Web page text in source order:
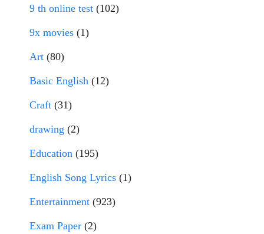
9 th online test (102)
9x movies (1)
Art (80)
Basic English (12)
Craft (31)
drawing (2)
Education (195)
English Song Lyrics (1)
Entertainment (923)
Exam Paper (2)